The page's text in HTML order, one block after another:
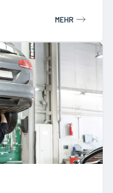
MEHR